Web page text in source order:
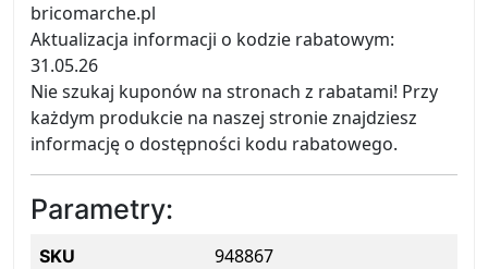
bricomarche.pl
Aktualizacja informacji o kodzie rabatowym:
31.05.26
Nie szukaj kuponów na stronach z rabatami! Przy
każdym produkcie na naszej stronie znajdziesz
informację o dostępności kodu rabatowego.
Parametry:
SKU 948867